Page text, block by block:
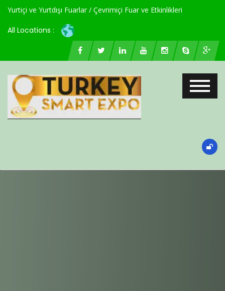
Yurtiçi ve Yurtdışı Fuarlar / Çevrimiçi Fuar ve Etkinlikleri
All Locations :